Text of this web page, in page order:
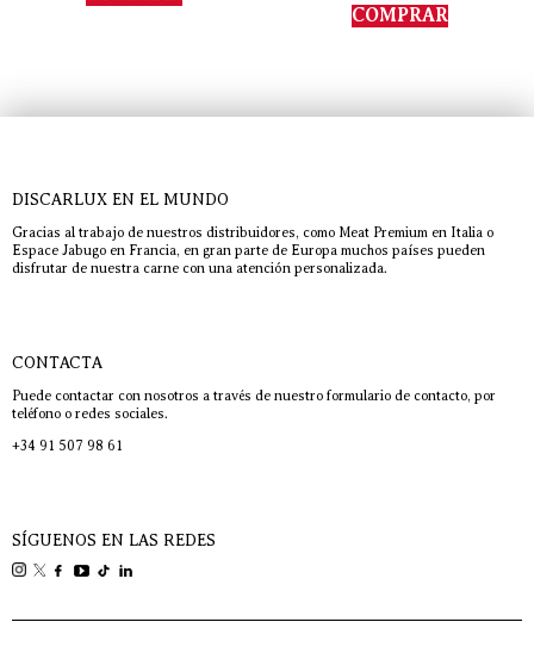
de 5
COMPRAR
DISCARLUX EN EL MUNDO
Gracias al trabajo de nuestros distribuidores, como Meat Premium en Italia o
Espace Jabugo en Francia, en gran parte de Europa muchos países pueden
disfrutar de nuestra carne con una atención personalizada.
CONTACTA
Puede contactar con nosotros a través de nuestro formulario de contacto, por
teléfono o redes sociales.
+34 91 507 98 61
SÍGUENOS EN LAS REDES